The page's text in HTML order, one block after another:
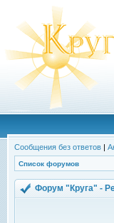
Сообщения без ответов |
Список форумов
Форум "Круга" -